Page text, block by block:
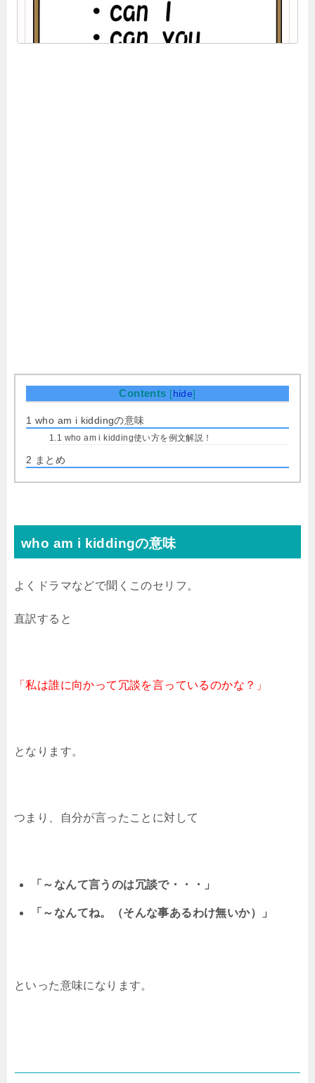
Contents [ hide]
1 who am i kiddingの意味
1.1 who am i kidding使い方を例文解説！
2 まとめ
who am i kiddingの意味
よくドラマなどで聞くこのセリフ。
直訳すると
「私は誰に向かって冗談を言っているのかな？」
となります。
つまり、自分が言ったことに対して
「～なんて言うのは冗談で・・・」
「～なんてね。（そんな事あるわけ無いか）」
といった意味になります。